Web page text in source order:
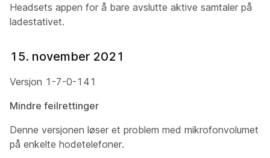
Headsets appen for å bare avslutte aktive samtaler på
ladestativet.
15. november 2021
Versjon 1-7-0-141
Mindre feilrettinger
Denne versjonen løser et problem med mikrofonvolumet
på enkelte hodetelefoner.